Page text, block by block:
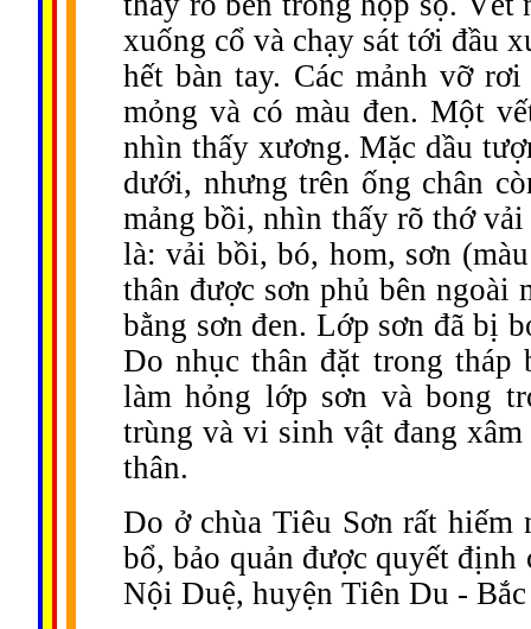
xuống cổ và chạy sát tới đầu
hết bàn tay. Các mảnh vỡ
mỏng và có màu đen. Một
nhìn thấy xương. Mặc dầu
dưới, nhưng trên ống chân
mảng bồi, nhìn thấy rõ thớ
là: vải bồi, bó, hom, sơn
thân được sơn phủ bên ngoài
bằng sơn đen. Lớp sơn đã bị
Do nhục thân đặt trong
làm hỏng lớp sơn và bong
trùng và vi sinh vật đang
thân.
Do ở chùa Tiêu Sơn rất hiếm
bổ, bảo quản được quyết
Nội Duệ, huyện Tiên Du -